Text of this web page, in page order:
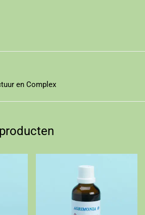
en Complex